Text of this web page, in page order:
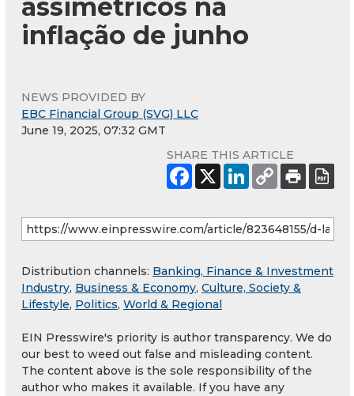
assimétricos na
inflação de junho
NEWS PROVIDED BY
EBC Financial Group (SVG) LLC
June 19, 2025, 07:32 GMT
SHARE THIS ARTICLE
Distribution channels: Banking, Finance & Investment
Industry, Business & Economy, Culture, Society &
Lifestyle, Politics, World & Regional
EIN Presswire's priority is author transparency. We do
our best to weed out false and misleading content.
The content above is the sole responsibility of the
author who makes it available. If you have any